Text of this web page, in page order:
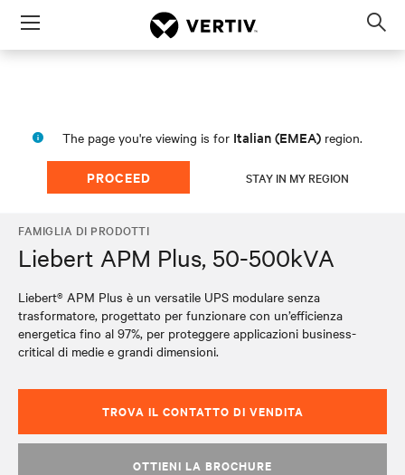
Menu
The page you're viewing is for Italian (EMEA) region.
PROCEED STAY IN MY REGION
FAMIGLIA DI PRODOTTI
Liebert APM Plus, 50-500kVA
Liebert® APM Plus è un versatile UPS modulare senza
trasformatore, progettato per funzionare con un’efficienza
energetica fino al 97%, per proteggere applicazioni business-
critical di medie e grandi dimensioni.
TROVA IL CONTATTO DI VENDITA
OTTIENI LA BROCHURE